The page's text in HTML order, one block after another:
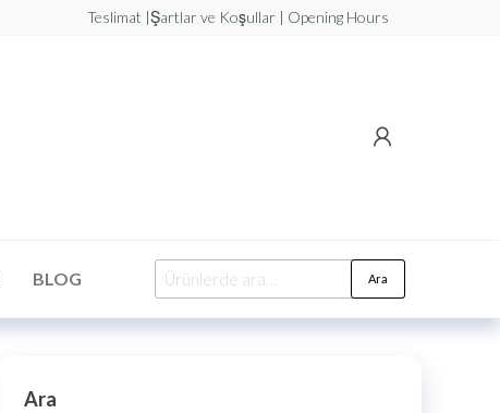
Teslimat |Şartlar ve Koşullar | Opening Hours
BLOG Ara
Ara